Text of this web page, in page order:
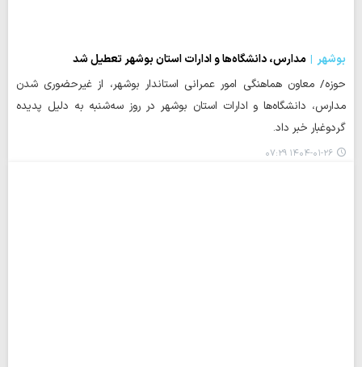
بوشهر
مدارس، دانشگاه‌ها و ادارات استان بوشهر تعطیل شد
حوزه/ معاون هماهنگی امور عمرانی استاندار بوشهر، از غیرحضوری شدن
مدارس، دانشگاه‌ها و ادارات استان بوشهر در روز سه‌شنبه به دلیل پدیده
گردوغبار خبر داد.
۱۴۰۴-۰۱-۲۶ ۰۷:۲۹